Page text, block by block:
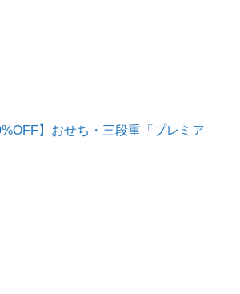
】おせち・三段重「プレミア